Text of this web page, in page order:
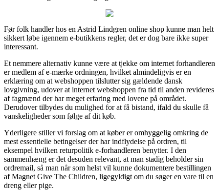
Før folk handler hos en Astrid Lindgren online shop kunne man helt
sikkert løbe igennem e-butikkens regler, det er dog bare ikke super
interessant.
Et nemmere alternativ kunne være at tjekke om internet forhandleren
er medlem af e-mærke ordningen, hvilket almindeligvis er en
erklæring om at webshoppen tilslutter sig gældende dansk
lovgivning, udover at internet webshoppen fra tid til anden revideres
af fagmænd der har meget erfaring med lovene på området.
Derudover tilbydes du mulighed for at få bistand, ifald du skulle få
vanskeligheder som følge af dit køb.
Yderligere stiller vi forslag om at køber er omhyggelig omkring de
mest essentielle betingelser der har indflydelse på ordren, til
eksempel hvilken returpolitik e-forhandleren benytter. I den
sammenhæng er det desuden relevant, at man stadig beholder sin
ordremail, så man når som helst vil kunne dokumentere bestillingen
af Magnet Give The Children, ligegyldigt om du søger en vare til en
dreng eller pige.